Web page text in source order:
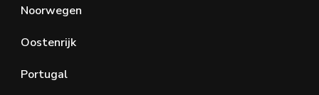
Noorwegen
Oostenrijk
Portugal